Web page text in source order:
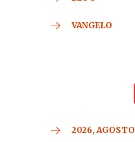
VANGELO
2026, AGOSTO